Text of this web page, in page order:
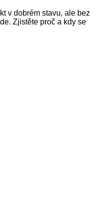
v dobrém stavu, ale bez
Zjistěte proč a kdy se